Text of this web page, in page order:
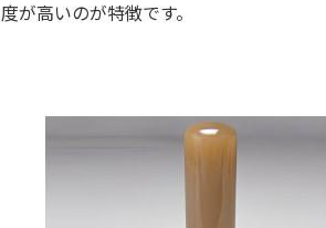
度が高いのが特徴です。